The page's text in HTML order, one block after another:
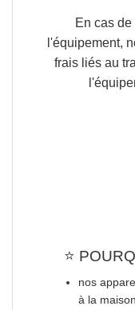
En cas
l'équipement,
frais liés au
⭐️
nos
à la maison